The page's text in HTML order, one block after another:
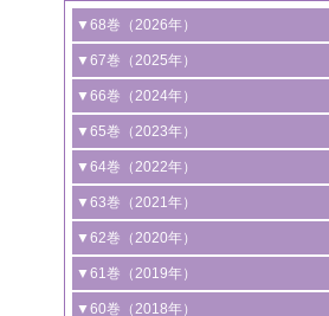
▼68巻（2026年）
1号 過酸化水素合成に関する研究動向
2号 コンピューター技術により加速する
触媒開発
3号 有機分子変換やCO 資源化のための
光触媒に関する最近の研究
B号 第137回触媒討論会（2026年）
▼67巻（2025年）
1号 CO
水素化によるグリーン燃料/グリ
ーンケミカル製造
2号 水素製造のための水分解技術に関す
る最近の研究
3号 オレフィン系樹脂の精密合成に関す
る最新技術
4号 アルコール類の効率的変換を実現す
る非貴金属触媒の研究動向
▼66巻（2024年）
1号 低次元ナノ構造を有する触媒材料
2号 規制反応場を活用した固体触媒研究
の新展開
3号 未踏分子変換を目指した酸化触媒プ
ロセスの最前線
4号 シンクロトロン放射光および中性子
線を利用した触媒解析技術の最先端
▼65巻（2023年）
1号 炭素が関わる触媒機能
2号 プラスチックケミカルリサイクルの
ための触媒技術
3号 非酸化物系金属化合物を基盤とした
触媒材料の開発
▼64巻（2022年）
1号 合成ガス製造とCOを用いるケミカル
ズ合成の最新動向
2号 化学品合成のための合金触媒開発
3号 CO の排出削減および有効活用のた
▼63巻（2021年）
1号 金触媒の新展開
2号 ペロブスカイト
3号 特殊反応場を利用した触媒的分子変
▼62巻（2020年）
1号 触媒設計を拓く欠陥構造のキャラク
タリゼーション
▼61巻（2019年）
1号 物質移動制御に着目した触媒プロセ
▼60巻（2018年）